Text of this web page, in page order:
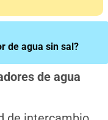
de agua sin sal?
de agua